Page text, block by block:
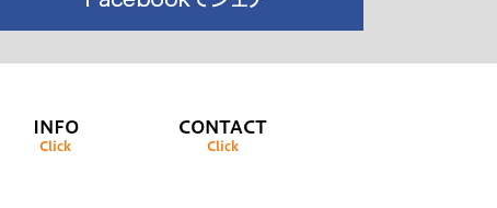
INFO
Click
CONTACT
Click